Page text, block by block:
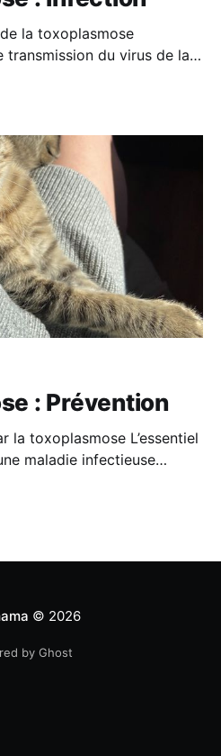
la toxoplasmose
• Une infection
nouveau-né. • Lors d’une
: Prévention
L’essentiel
maladie infectieuse
mais peut être
durant la
© 2026
by Ghost